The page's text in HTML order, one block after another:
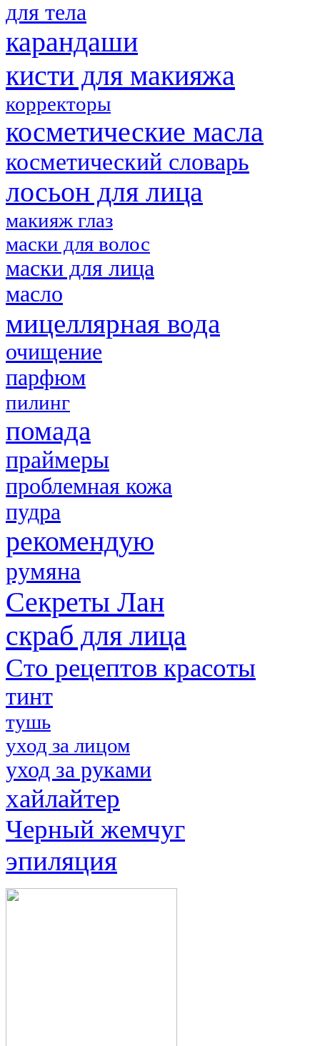
для тела
карандаши
кисти для макияжа
корректоры
косметические масла
косметический словарь
лосьон для лица
макияж глаз
маски для волос
маски для лица
масло
мицеллярная вода
очищение
парфюм
пилинг
помада
праймеры
проблемная кожа
пудра
рекомендую
румяна
Секреты Лан
скраб для лица
Сто рецептов красоты
тинт
тушь
уход за лицом
уход за руками
хайлайтер
Черный жемчуг
эпиляция